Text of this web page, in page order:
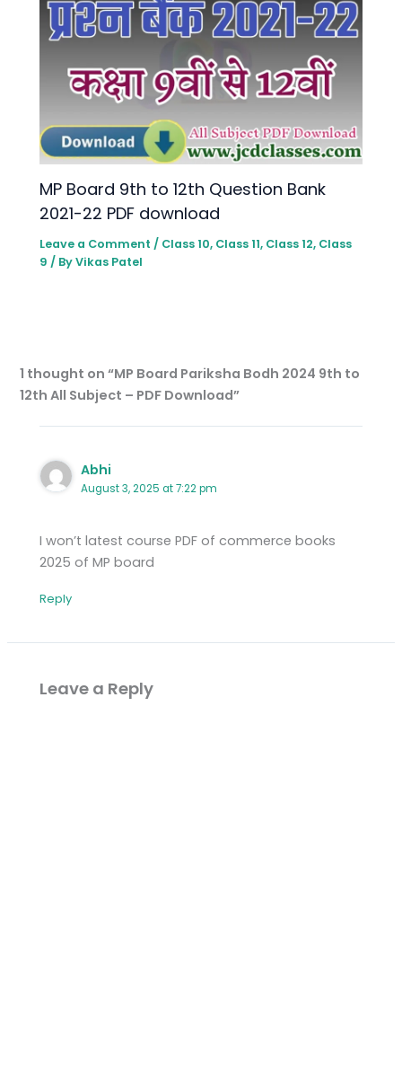
MP Board 9th to 12th Question Bank
2021-22 PDF download
Leave a Comment / Class 10, Class 11, Class 12, Class
9 / ByVikas Patel
1 thought on “MP Board Pariksha Bodh 2024 9th to
12th All Subject – PDF Download”
Abhi
August 3, 2025 at 7:22 pm
I won’t latest course PDF of commerce books
2025 of MP board
Reply
Leave a Reply